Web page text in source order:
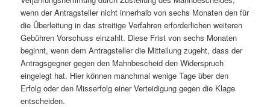
wenn der Antragsteller nicht innerhalb von sechs Monaten den für
die Überleitung in das streitige Verfahren erforderlichen weiteren
Gebühren Vorschuss einzahlt. Diese Frist von sechs Monaten
beginnt, wenn dem Antragsteller die Mitteilung zugeht, dass der
Antragsgegner gegen den Mahnbescheid den Widerspruch
eingelegt hat. Hier können manchmal wenige Tage über den
Erfolg oder den Misserfolg einer Verteidigung gegen die Klage
entscheiden.